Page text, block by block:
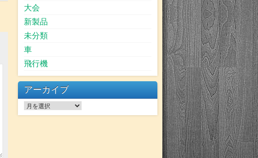
大会
新製品
未分類
車
飛行機
アーカイブ
ア
ー